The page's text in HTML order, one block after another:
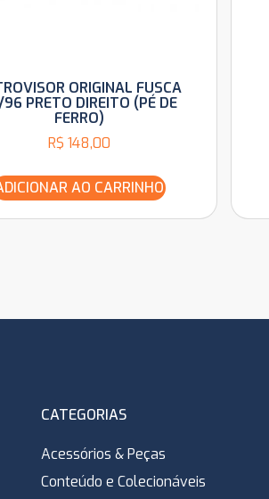
ORIGINAL FUSCA
PRETO DIREITO (PÉ DE
FERRO)
R$ 148,00
AO CARRINHO
CATEGORIAS
Acessórios & Peças
Conteúdo e Colecionáveis